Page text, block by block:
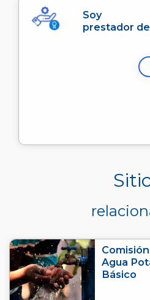
Soy
prestador
Agua
Básico